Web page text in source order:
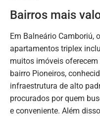
Bairros mais
Em Balneário Camboriú,
apartamentos triplex
muitos imóveis
bairro Pioneiros,
infraestrutura de alto
procurados por quem
e conveniente. Além